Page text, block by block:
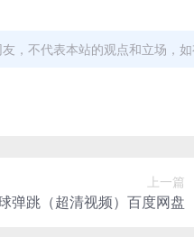
，不代表本站的观点和立场，如
上一篇
弹跳（超清视频）百度网盘